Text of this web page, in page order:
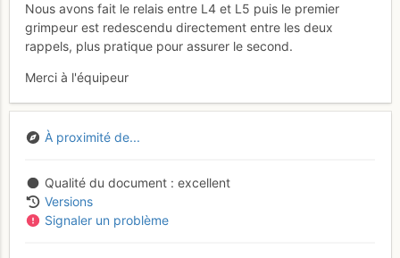
Nous avons fait le relais entre L4 et L5 puis le premier
grimpeur est redescendu directement entre les deux
rappels, plus pratique pour assurer le second.
Merci à l'équipeur
À proximité de...
Qualité du document
excellent
Versions
Signaler un problème